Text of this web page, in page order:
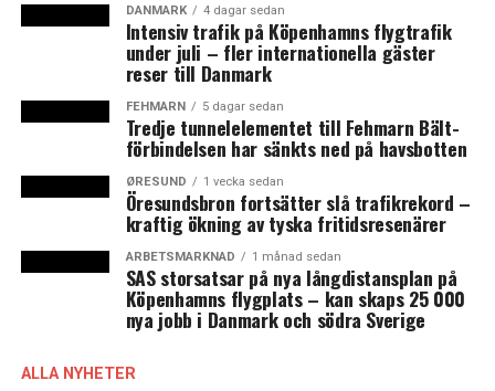
News Øresund.
Carsten Borring, Head of Listing & Capital Markets på Nasdaq
DANMARK 4 dagar sedan
Intensiv trafik på Köpenhamns flygtrafik
under juli – fler internationella gäster
reser till Danmark
FEHMARN 5 dagar sedan
Tredje tunnelelementet till Fehmarn Bält-
förbindelsen har sänkts ned på havsbotten
ØRESUND 1 vecka sedan
Öresundsbron fortsätter slå trafikrekord –
kraftig ökning av tyska fritidsresenärer
ARBETSMARKNAD 1 månad sedan
SAS storsatsar på nya långdistansplan på
Köpenhamns flygplats – kan skaps 25 000
nya jobb i Danmark och södra Sverige
ALLA NYHETER